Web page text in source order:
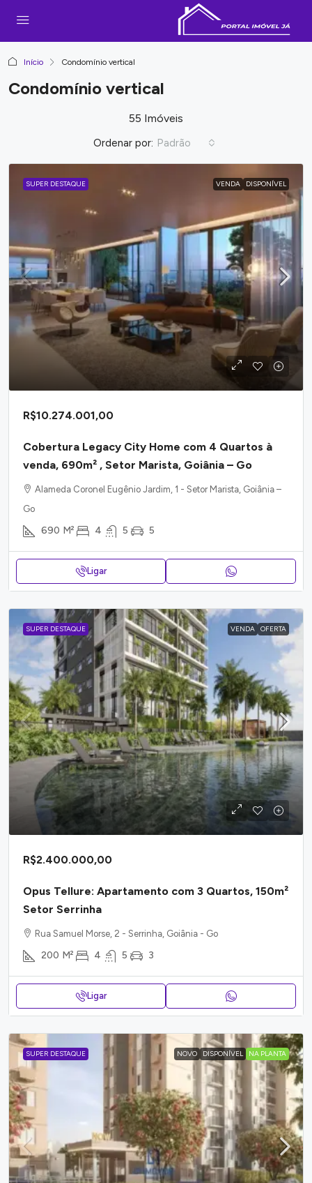
Início Condomínio vertical
Condomínio vertical
55 Imóveis
Ordenar por: Padrão
SUPER DESTAQUE VENDA DISPONÍVEL
R$10.274.001,00
Cobertura Legacy City Home com 4 Quartos à
venda, 690m² , Setor Marista, Goiânia – Go
Alameda Coronel Eugênio Jardim, 1 - Setor Marista, Goiânia –
Go
690 M² 4 5 5
Ligar
SUPER DESTAQUE VENDA OFERTA
R$2.400.000,00
Opus Tellure: Apartamento com 3 Quartos, 150m²
Setor Serrinha
Rua Samuel Morse, 2 - Serrinha, Goiânia - Go
200 M² 4 5 3
Ligar
SUPER DESTAQUE NOVO DISPONÍVEL NA PLANTA